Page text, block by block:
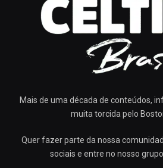
Mais de uma década de conteúdos,
muita torcida pelo
Quer fazer parte da nossa
sociais e entre no nosso